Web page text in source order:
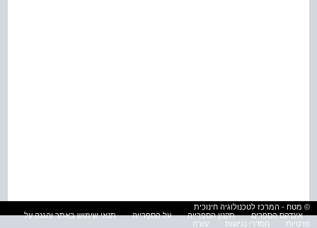
© מטח - המרכז לטכנולוגיה חינוכית
אינדקס הספרים
תקנון הספרייה על הספרייה
תנאי שימוש באתר והגנה על
פרטיות
הסדרי נגישות עזרה